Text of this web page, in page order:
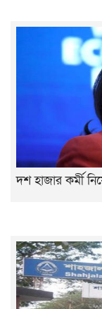
দশ হাজার কর্মী